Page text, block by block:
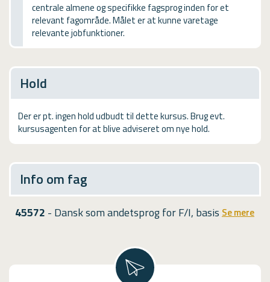
USMA
Videoguides
centrale almene og specifikke fagsprog inden for et
relevant fagområde. Målet er at kunne varetage
relevante jobfunktioner.
Hold
Der er pt. ingen hold udbudt til dette kursus. Brug evt.
kursusagenten for at blive adviseret om nye hold.
Info om fag
45572 - Dansk som andetsprog for F/I, basis Se mere